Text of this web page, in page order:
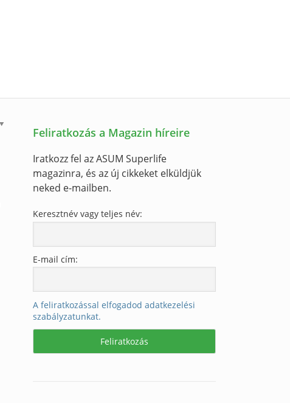
Feliratkozás a Magazin híreire
Iratkozz fel az ASUM Superlife
magazinra, és az új cikkeket elküldjük
neked e-mailben.
Keresztnév vagy teljes név:
E-mail cím:
A feliratkozással elfogadod adatkezelési
szabályzatunkat.